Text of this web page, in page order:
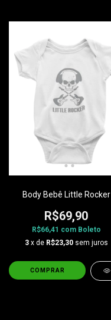
Body Bebê Little Rocker
R$69,90
R$66,41 com Boleto
3 x de R$23,30 sem juros
COMPRAR